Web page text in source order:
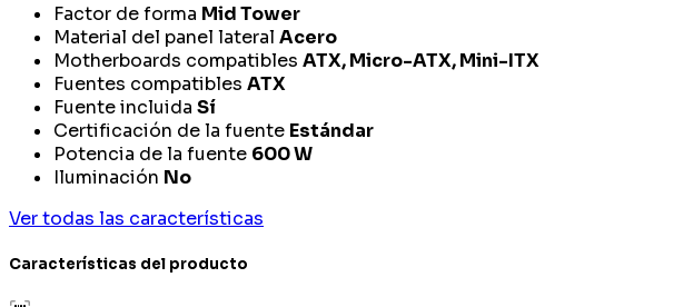
Factor de forma Mid Tower
Material del panel lateral Acero
Motherboards compatibles ATX, Micro-ATX, Mini-ITX
Fuentes compatibles ATX
Fuente incluida Sí
Certificación de la fuente Estándar
Potencia de la fuente 600 W
Iluminación No
Ver todas las características
Características del producto